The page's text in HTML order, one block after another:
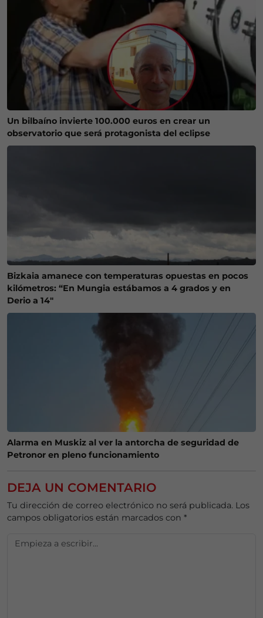
Un bilbaíno invierte 100.000 euros en crear un
observatorio que será protagonista del eclipse
Bizkaia amanece con temperaturas opuestas en pocos
kilómetros: “En Mungia estábamos a 4 grados y en
Derio a 14″
Alarma en Muskiz al ver la antorcha de seguridad de
Petronor en pleno funcionamiento
DEJA UN COMENTARIO
Tu dirección de correo electrónico no será publicada. Los
campos obligatorios están marcados con *